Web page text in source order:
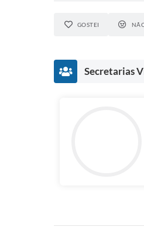
GOSTEI
Secretarias